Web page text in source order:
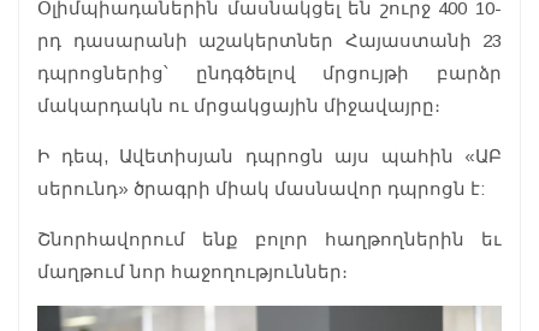
Օլիմպիադաներին մասնակցել են շուրջ 400 10-
րդ դասարանի աշակերտներ Հայաստանի 23
դպրոցներից՝ ընդգծելով մրցույթի բարձր
մակարդակն ու մրցակցային միջավայրը։
Ի դեպ, Ավետիսյան դպրոցն այս պահին «ԱԲ
սերունդ» ծրագրի միակ մասնավոր դպրոցն է:
Շնորհավորում ենք բոլոր հաղթողներին եւ
մաղթում նոր հաջողություններ։